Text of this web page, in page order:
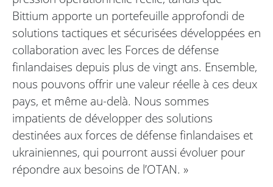
Bittium apporte un portefeuille approfondi de
solutions tactiques et sécurisées développées en
collaboration avec les Forces de défense
finlandaises depuis plus de vingt ans. Ensemble,
nous pouvons offrir une valeur réelle à ces deux
pays, et même au-delà. Nous sommes
impatients de développer des solutions
destinées aux forces de défense finlandaises et
ukrainiennes, qui pourront aussi évoluer pour
répondre aux besoins de l’OTAN. »